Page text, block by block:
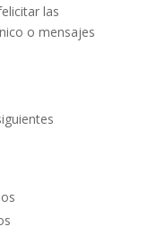
las
o mensajes